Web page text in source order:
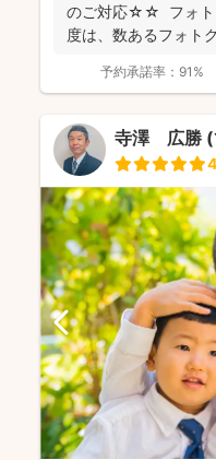
のご対応☆☆ フォト
度は、数あるフォト
予約承諾率： 91%
寺澤 広勝 (